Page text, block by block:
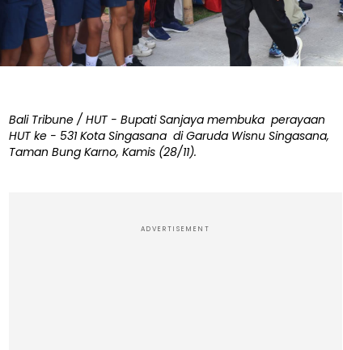
Bali Tribune / HUT - Bupati Sanjaya membuka perayaan
HUT ke - 531 Kota Singasana di Garuda Wisnu Singasana,
Taman Bung Karno, Kamis (28/11).
ADVERTISEMENT